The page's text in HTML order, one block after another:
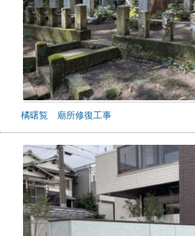
橘曙覧 廟所修復工事